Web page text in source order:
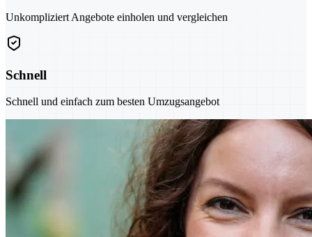
Unkompliziert Angebote einholen und vergleichen
Schnell
Schnell und einfach zum besten Umzugsangebot